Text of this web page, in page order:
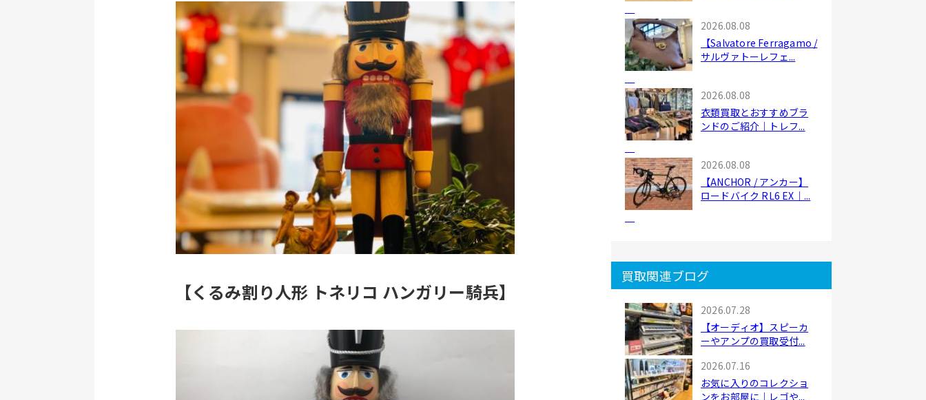
【くるみ割り人形 トネリコ ハンガリー騎兵】
2026.08.08
【Salvatore Ferragamo /
サルヴァトーレフェ...
2026.08.08
衣類買取とおすすめブラ
ンドのご紹介｜トレフ...
2026.08.08
【ANCHOR / アンカー】
ロードバイク RL6 EX｜...
買取関連ブログ
2026.07.28
【オーディオ】スピーカ
ーやアンプの買取受付...
2026.07.16
お気に入りのコレクショ
ンをお部屋に｜レゴや...